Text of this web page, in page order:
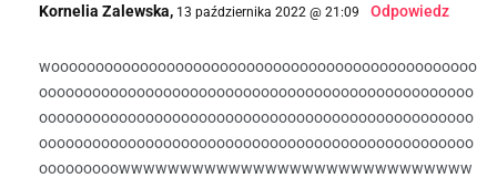
Kornelia Zalewska, 13 października 2022 @ 21:09 Odpowiedz
woooooooooooooooooooooooooooooooooooooooooooooooo
ooooooooooooooooooooooooooooooooooooooooooooooooo
ooooooooooooooooooooooooooooooooooooooooooooooooo
ooooooooooooooooooooooooooooooooooooooooooooooooo
ooooooooowwwwwwwwwwwwwwwwwwwwwwwwwwwww